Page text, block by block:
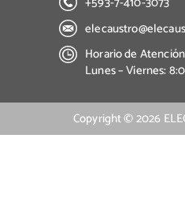
Horario de
Lunes – Viernes:
Copyright ©2026